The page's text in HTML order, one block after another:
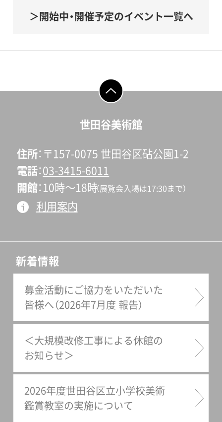
開始中・開催予定のイベント一覧へ
ページの先頭へ戻
世田谷美術館
住所 〒157-0075 世田谷区砧公園1-2
電話 03-3415-6011
開館 10時〜18時（展覧会入場は17:30まで）
利用案内
新着情報
募金活動にご協力をいただいた
皆様へ（2026年7月度 報告）
＜大規模改修工事による休館の
お知らせ＞
2026年度世田谷区立小学校美術
鑑賞教室の実施について